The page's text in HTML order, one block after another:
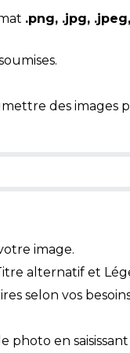
.png, .jpg,
des images
image.
alternatif et
selon vos
photo en